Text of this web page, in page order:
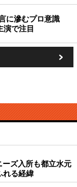
に滲むプロ意識
演で注目
ズ入所も都立水元
れる経緯